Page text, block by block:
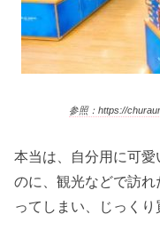
参照：https://
本当は、自分用に可
のに、観光などで訪
ってしまい、じっくり